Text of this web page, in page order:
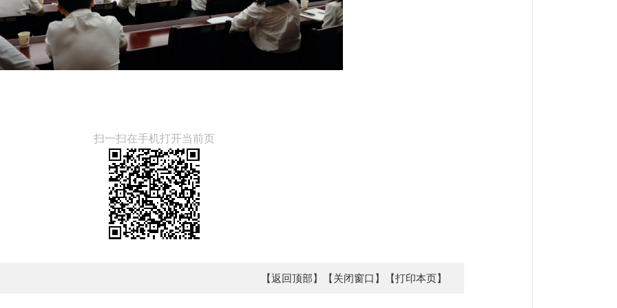
扫一扫在手机打开当前页
【返回顶部】 【关闭窗口】 【打印本页】